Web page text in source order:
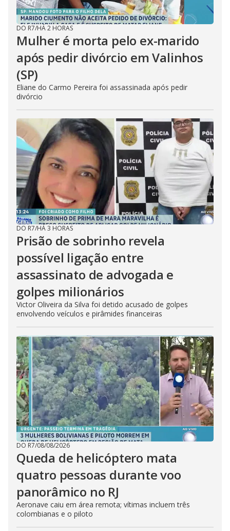
DO R7/HÁ 2 HORAS
Mulher é morta pelo ex-marido
após pedir divórcio em Valinhos
(SP)
Eliane do Carmo Pereira foi assassinada após pedir
divórcio
DO R7/HÁ 3 HORAS
Prisão de sobrinho revela
possível ligação entre
assassinato de advogada e
golpes milionários
Victor Oliveira da Silva foi detido acusado de golpes
envolvendo veículos e pirâmides financeiras
DO R7/08/08/2026
Queda de helicóptero mata
quatro pessoas durante voo
panorâmico no RJ
Aeronave caiu em área remota; vítimas incluem três
colombianas e o piloto